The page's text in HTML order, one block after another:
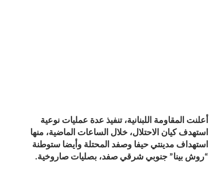
أعلنت المقاومة اللبنانية، تنفيذ عدة عمليات نوعية
استهدف كيان الاحتلال، خلال الساعات الماضية، منها
استهداف مدينتي حيفا وصفد المحتلة وأيضا ستوطنة
“روش بينا” جنوبي شرقي صفد، بصليات صاروخية.